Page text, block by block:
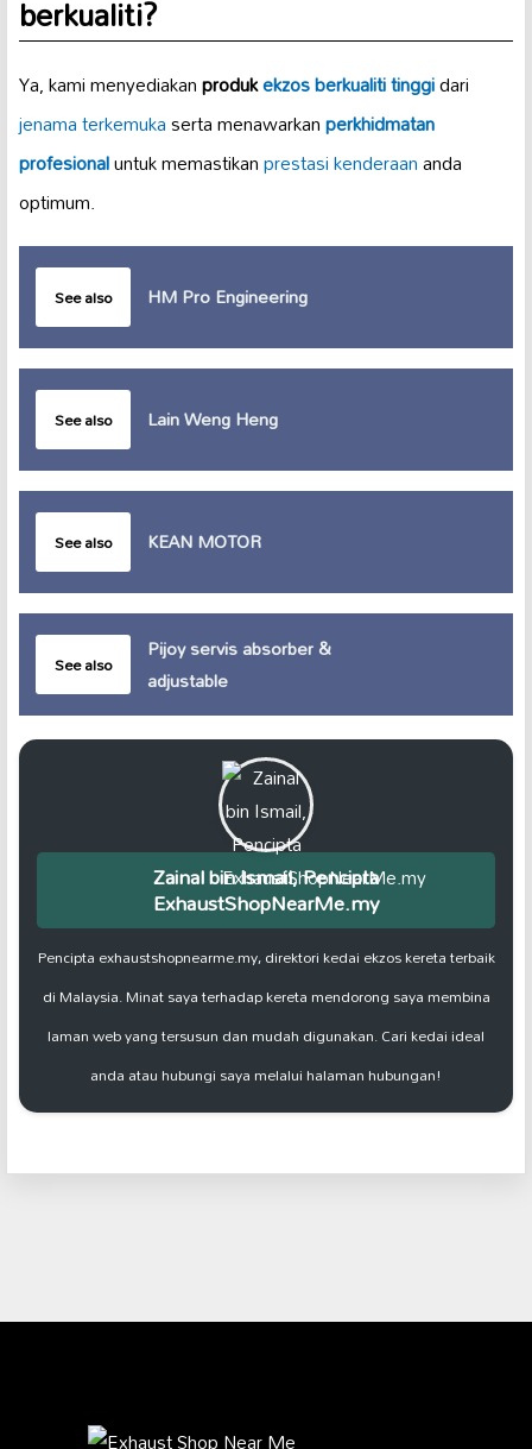
berkualiti?
Ya, kami menyediakanprodukekzos berkualiti tinggidari
jenama terkemukaserta menawarkanperkhidmatan
profesionaluntuk memastikanprestasi kenderaananda
optimum.
See also HM Pro Engineering
See also Lain Weng Heng
See also KEAN MOTOR
See also
Pijoy servis absorber &
adjustable
Zainal bin Ismail, Pencipta
ExhaustShopNearMe.my
Pencipta exhaustshopnearme.my, direktori kedai ekzos kereta terbaik
di Malaysia. Minat saya terhadap kereta mendorong saya membina
laman web yang tersusun dan mudah digunakan. Cari kedai ideal
anda atau hubungi saya melalui halaman hubungan!